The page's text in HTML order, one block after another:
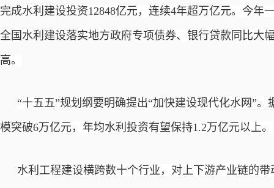
完成水利建设投资12848亿元，连续4年超万亿元。今年
全国水利建设落实地方政府专项债券、银行贷款同比大
高。
“十五五”规划纲要明确提出“加快建设现代化水网”
模突破6万亿元，年均水利投资有望保持1.2万亿元以上。
水利工程建设横跨数十个行业，对上下游产业链的